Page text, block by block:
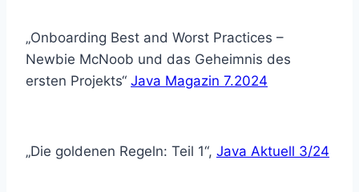
„Onboarding Best and Worst Practices –
Newbie McNoob und das Geheimnis des
ersten Projekts“ Java Magazin 7.2024
„Die goldenen Regeln: Teil 1“, Java Aktuell 3/24